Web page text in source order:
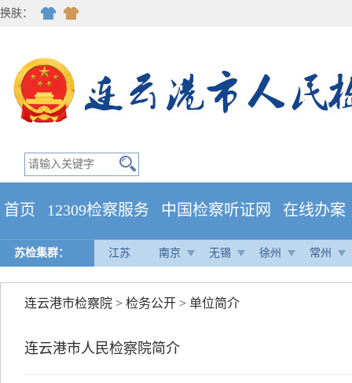
换肤：
首页 12309检察服务 中国检察听证网 在线办案
苏检集群： 江苏 南京 无锡 徐州 常州
连云港市检察院 > 检务公开 > 单位简介
连云港市人民检察院简介